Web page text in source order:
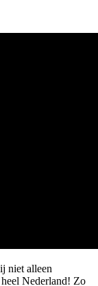
niet alleen
Nederland! Zo